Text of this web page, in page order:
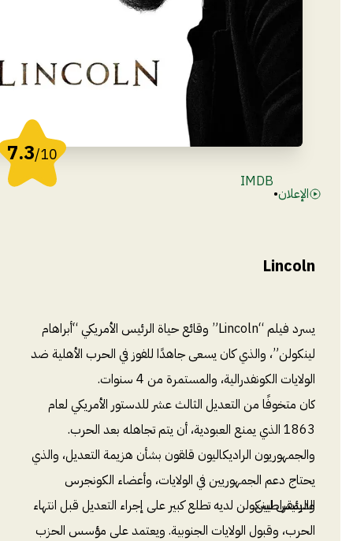
7.3/10
الإعلان•
IMDB
Lincoln
يسرد فيلم “Lincoln” وقائع حياة الرئيس الأمريكي “أبراهام
لينكولن”، والذي كان يسعى جاهدًا للفوز في الحرب الأهلية ضد
الولايات الكونفدرالية، والمستمرة من 4 سنوات.
كان متخوفًا من التعديل الثالث عشر للدستور الأمريكي لعام
1863 الذي يمنع العبودية، أن يتم تجاهله بعد الحرب.
والجمهوريون الراديكاليون قلقون بشأن هزيمة التعديل، والذي
يحتاج دعم الجمهوريين في الولايات، وأعضاء الكونجرس
الديمقراطيين.
والرئيس لينكولن لديه تطلع كبير على إجراء التعديل قبل انتهاء
الحرب، وقبول الولايات الجنوبية. ويعتمد على مؤسس الحزب